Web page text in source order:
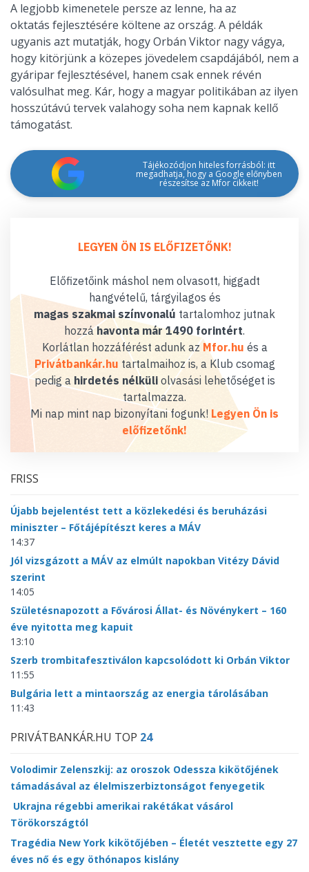
A legjobb kimenetele persze az lenne, ha az
oktatás fejlesztésére költene az ország. A példák
ugyanis azt mutatják, hogy Orbán Viktor nagy vágya,
hogy kitörjünk a közepes jövedelem csapdájából, nem a
gyáripar fejlesztésével, hanem csak ennek révén
valósulhat meg. Kár, hogy a magyar politikában az ilyen
hosszútávú tervek valahogy soha nem kapnak kellő
támogatást.
Tájékozódjon hiteles forrásból: itt
megadhatja, hogy a Google előnyben
részesítse az Mfor cikkeit!
LEGYEN ÖN IS ELŐFIZETŐNK!
Előfizetőink máshol nem olvasott, higgadt
hangvételű, tárgyilagos és
magas szakmai színvonalú tartalomhoz jutnak
hozzáhavonta már 1490 forintért.
Korlátlan hozzáférést adunk az Mfor.hu és a
Privátbankár.hu tartalmaihoz is, a Klub csomag
pedig a hirdetés nélküliolvasási lehetőséget is
tartalmazza.
Mi nap mint nap bizonyítani fogunk! Legyen Ön is
előfizetőnk!
FRISS
Újabb bejelentést tett a közlekedési és beruházási
miniszter – Főtájépítészt keres a MÁV
14:37
Jól vizsgázott a MÁV az elmúlt napokban Vitézy Dávid
szerint
14:05
Születésnapozott a Fővárosi Állat- és Növénykert – 160
éve nyitotta meg kapuit
13:10
Szerb trombitafesztiválon kapcsolódott ki Orbán Viktor
11:55
Bulgária lett a mintaország az energia tárolásában
11:43
PRIVÁTBANKÁR.HU TOP 24
Volodimir Zelenszkij: az oroszok Odessza kikötőjének
támadásával az élelmiszerbiztonságot fenyegetik
Ukrajna régebbi amerikai rakétákat vásárol
Törökországtól
Tragédia New York kikötőjében – Életét vesztette egy 27
éves nő és egy öthónapos kislány